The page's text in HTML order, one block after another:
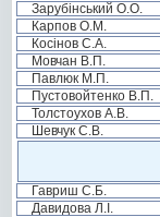
Зарубінський О.О.
Карпов О.М.
Косінов С.А.
Мовчан В.П.
Павлюк М.П.
Пустовойтенко В.П.
Толстоухов А.В.
Шевчук С.В.
Гавриш С.Б.
Давидова Л.І.